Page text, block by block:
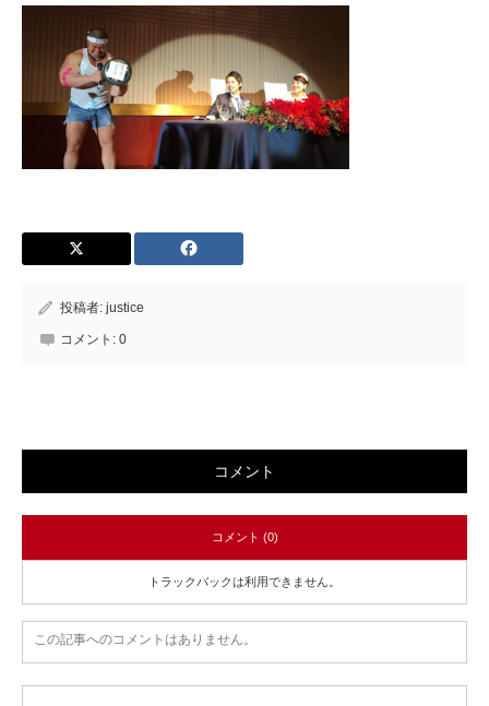
投稿者: justice
コメント: 0
コメント
コメント (0)
トラックバックは利用できません。
この記事へのコメントはありません。